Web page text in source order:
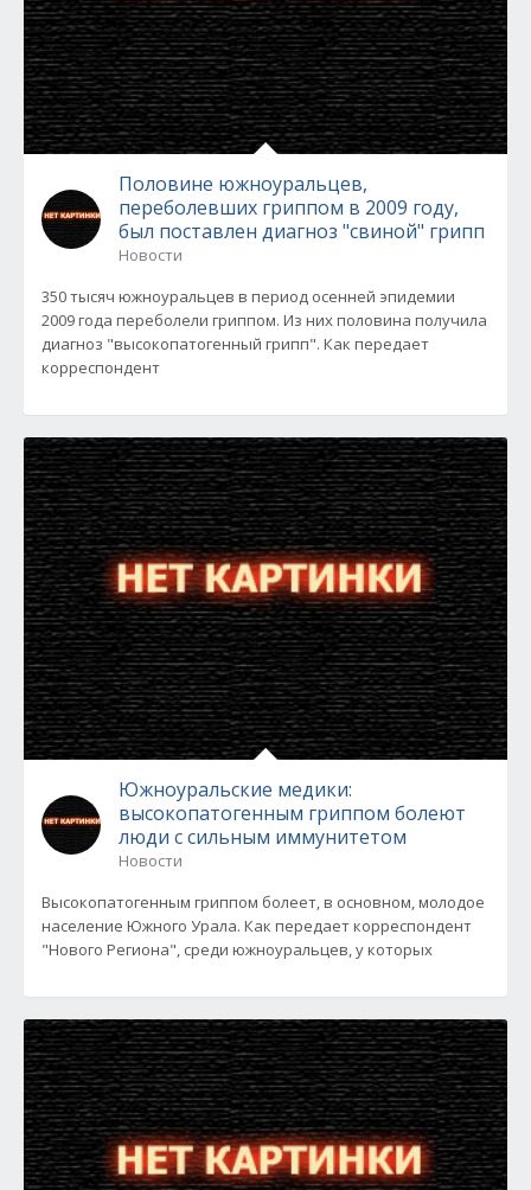
Половине южноуральцев,
переболевших гриппом в 2009 году,
был поставлен диагноз "свиной" грипп
Новости
350 тысяч южноуральцев в период осенней эпидемии
2009 года переболели гриппом. Из них половина получила
диагноз "высокопатогенный грипп". Как передает
корреспондент
Южноуральские медики:
высокопатогенным гриппом болеют
люди с сильным иммунитетом
Новости
Высокопатогенным гриппом болеет, в основном, молодое
население Южного Урала. Как передает корреспондент
"Нового Региона", среди южноуральцев, у которых